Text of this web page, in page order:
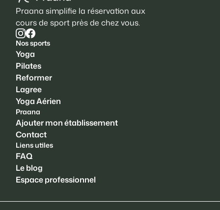
Praana simplifie la réservation aux
cours de sport près de chez vous.
Nos sports
Yoga
Pilates
Reformer
Lagree
Yoga Aérien
Praana
Ajouter mon établissement
Contact
Liens utiles
FAQ
Le blog
Espace professionnel